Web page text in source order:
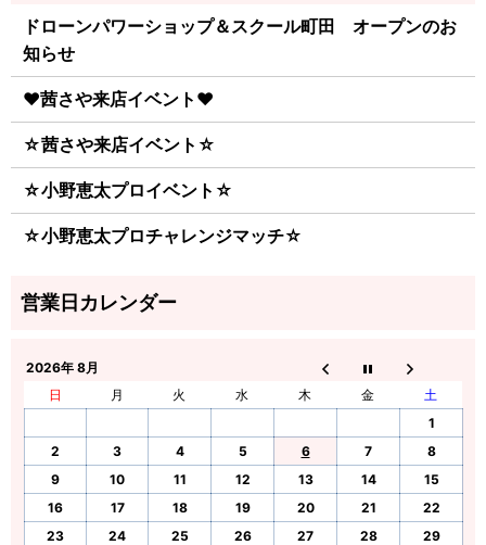
ドローンパワーショップ＆スクール町田 オープンのお
知らせ
♥茜さや来店イベント♥
☆茜さや来店イベント☆
☆小野恵太プロイベント☆
☆小野恵太プロチャレンジマッチ☆
2026年 8月
日
月 火 水 木 金
土
1
2
3 4 5 6 7
8
9
10 11 12 13 14
15
16
17 18 19 20 21
22
23
24 25 26 27 28
29